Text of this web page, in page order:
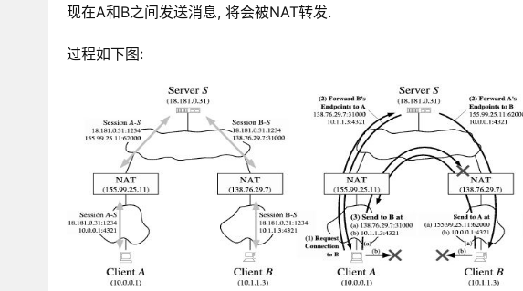
现在A和B之间发送消息, 将会被NAT转发.
过程如下图: